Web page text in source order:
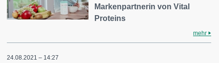
Markenpartnerin von Vital
Proteins
mehr
24.08.2021 – 14:27